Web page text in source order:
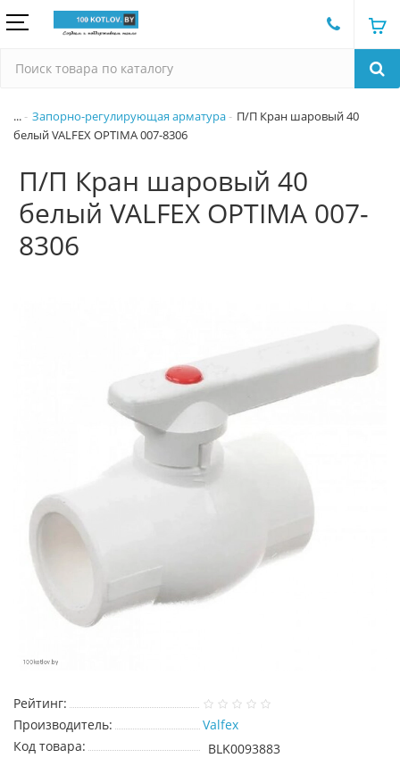
... Запорно-регулирующая арматура
П/П Кран шаровый 40
белый VALFEX OPTIMA 007-8306
П/П Кран шаровый 40
белый VALFEX OPTIMA 007-
8306
Рейтинг:
Производитель:
Valfex
Код товара:
BLK0093883